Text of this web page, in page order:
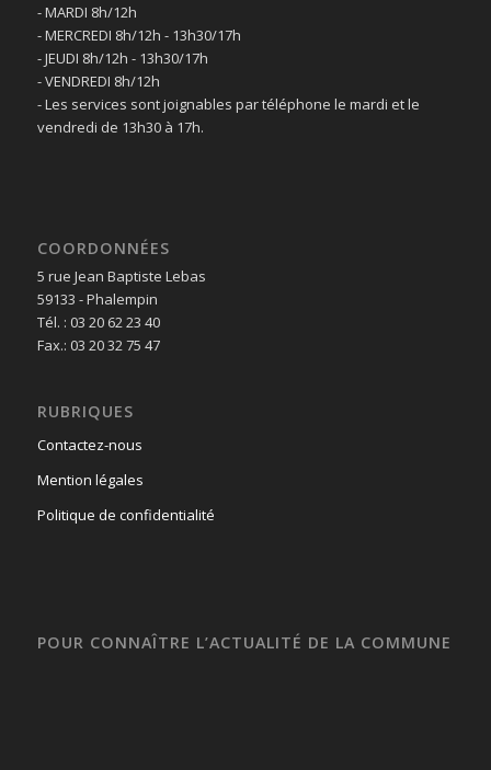
- MARDI 8h/12h
- MERCREDI 8h/12h - 13h30/17h
- JEUDI 8h/12h - 13h30/17h
- VENDREDI 8h/12h
- Les services sont joignables par téléphone le mardi et le
vendredi de 13h30 à 17h.
COORDONNÉES
5 rue Jean Baptiste Lebas
59133 - Phalempin
Tél. : 03 20 62 23 40
Fax.: 03 20 32 75 47
RUBRIQUES
Contactez-nous
Mention légales
Politique de confidentialité
POUR CONNAÎTRE L’ACTUALITÉ DE LA COMMUNE